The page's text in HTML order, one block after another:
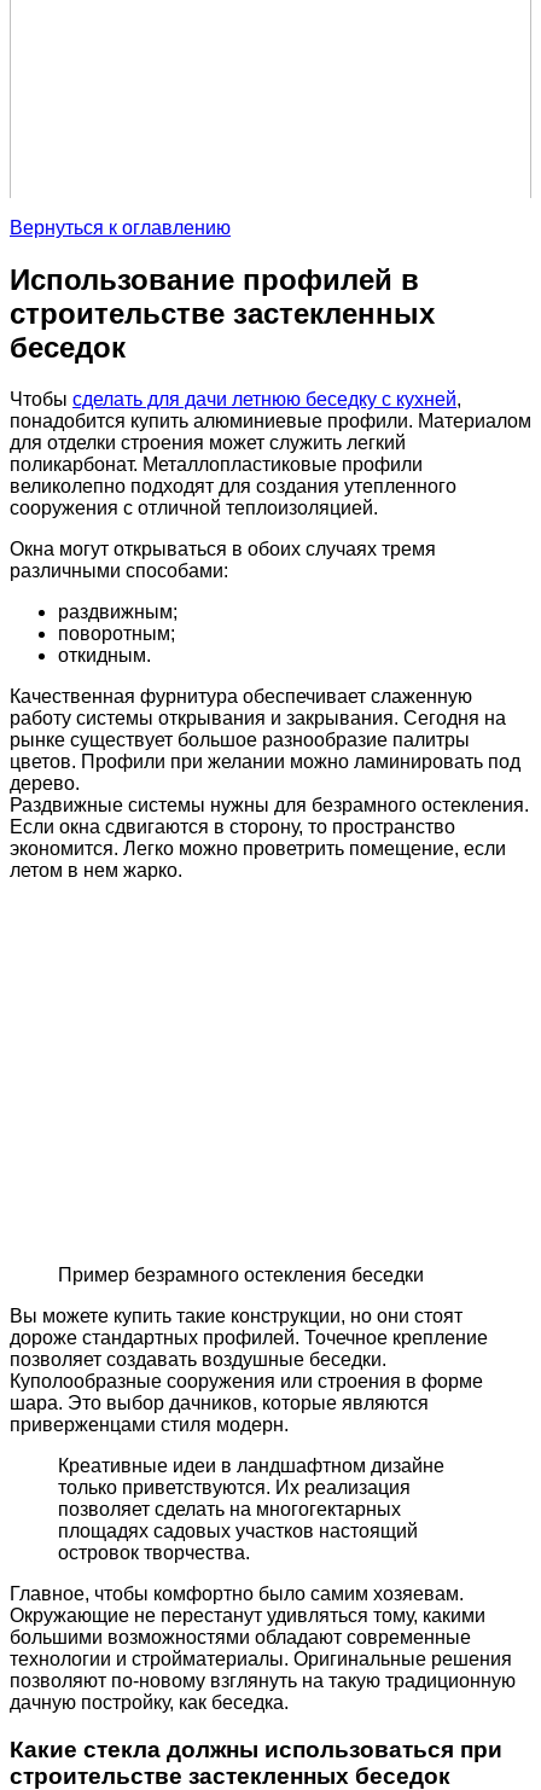
Вернуться к оглавлению
Использование профилей в
строительстве застекленных
беседок
Чтобы сделать для дачи летнюю беседку с кухней,
понадобится купить алюминиевые профили. Материалом
для отделки строения может служить легкий
поликарбонат. Металлопластиковые профили
великолепно подходят для создания утепленного
сооружения с отличной теплоизоляцией.
Окна могут открываться в обоих случаях тремя
различными способами:
раздвижным;
поворотным;
откидным.
Качественная фурнитура обеспечивает слаженную
работу системы открывания и закрывания. Сегодня на
рынке существует большое разнообразие палитры
цветов. Профили при желании можно ламинировать под
дерево.
Раздвижные системы нужны для безрамного остекления.
Если окна сдвигаются в сторону, то пространство
экономится. Легко можно проветрить помещение, если
летом в нем жарко.
Пример безрамного остекления беседки
Вы можете купить такие конструкции, но они стоят
дороже стандартных профилей. Точечное крепление
позволяет создавать воздушные беседки.
Куполообразные сооружения или строения в форме
шара. Это выбор дачников, которые являются
приверженцами стиля модерн.
Креативные идеи в ландшафтном дизайне
только приветствуются. Их реализация
позволяет сделать на многогектарных
площадях садовых участков настоящий
островок творчества.
Главное, чтобы комфортно было самим хозяевам.
Окружающие не перестанут удивляться тому, какими
большими возможностями обладают современные
технологии и стройматериалы. Оригинальные решения
позволяют по-новому взглянуть на такую традиционную
дачную постройку, как беседка.
Какие стекла должны использоваться при
строительстве застекленных беседок